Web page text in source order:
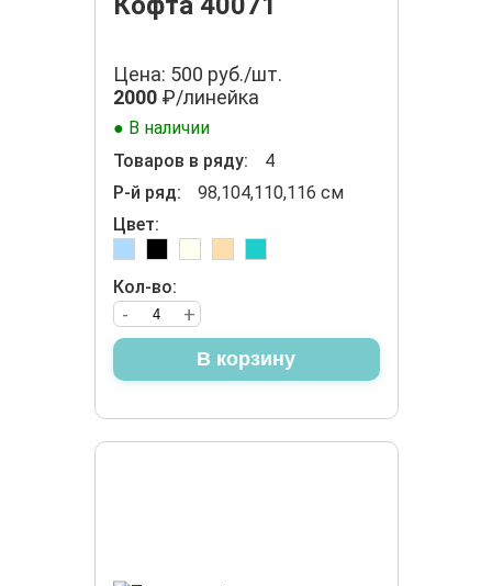
Цена: 500 руб./шт.
2000₽/линейка
● В наличии
Товаров в ряду:
4
Р-й ряд:
98,104,110,116 см
Цвет:
Кол-во:
+
-
В корзину